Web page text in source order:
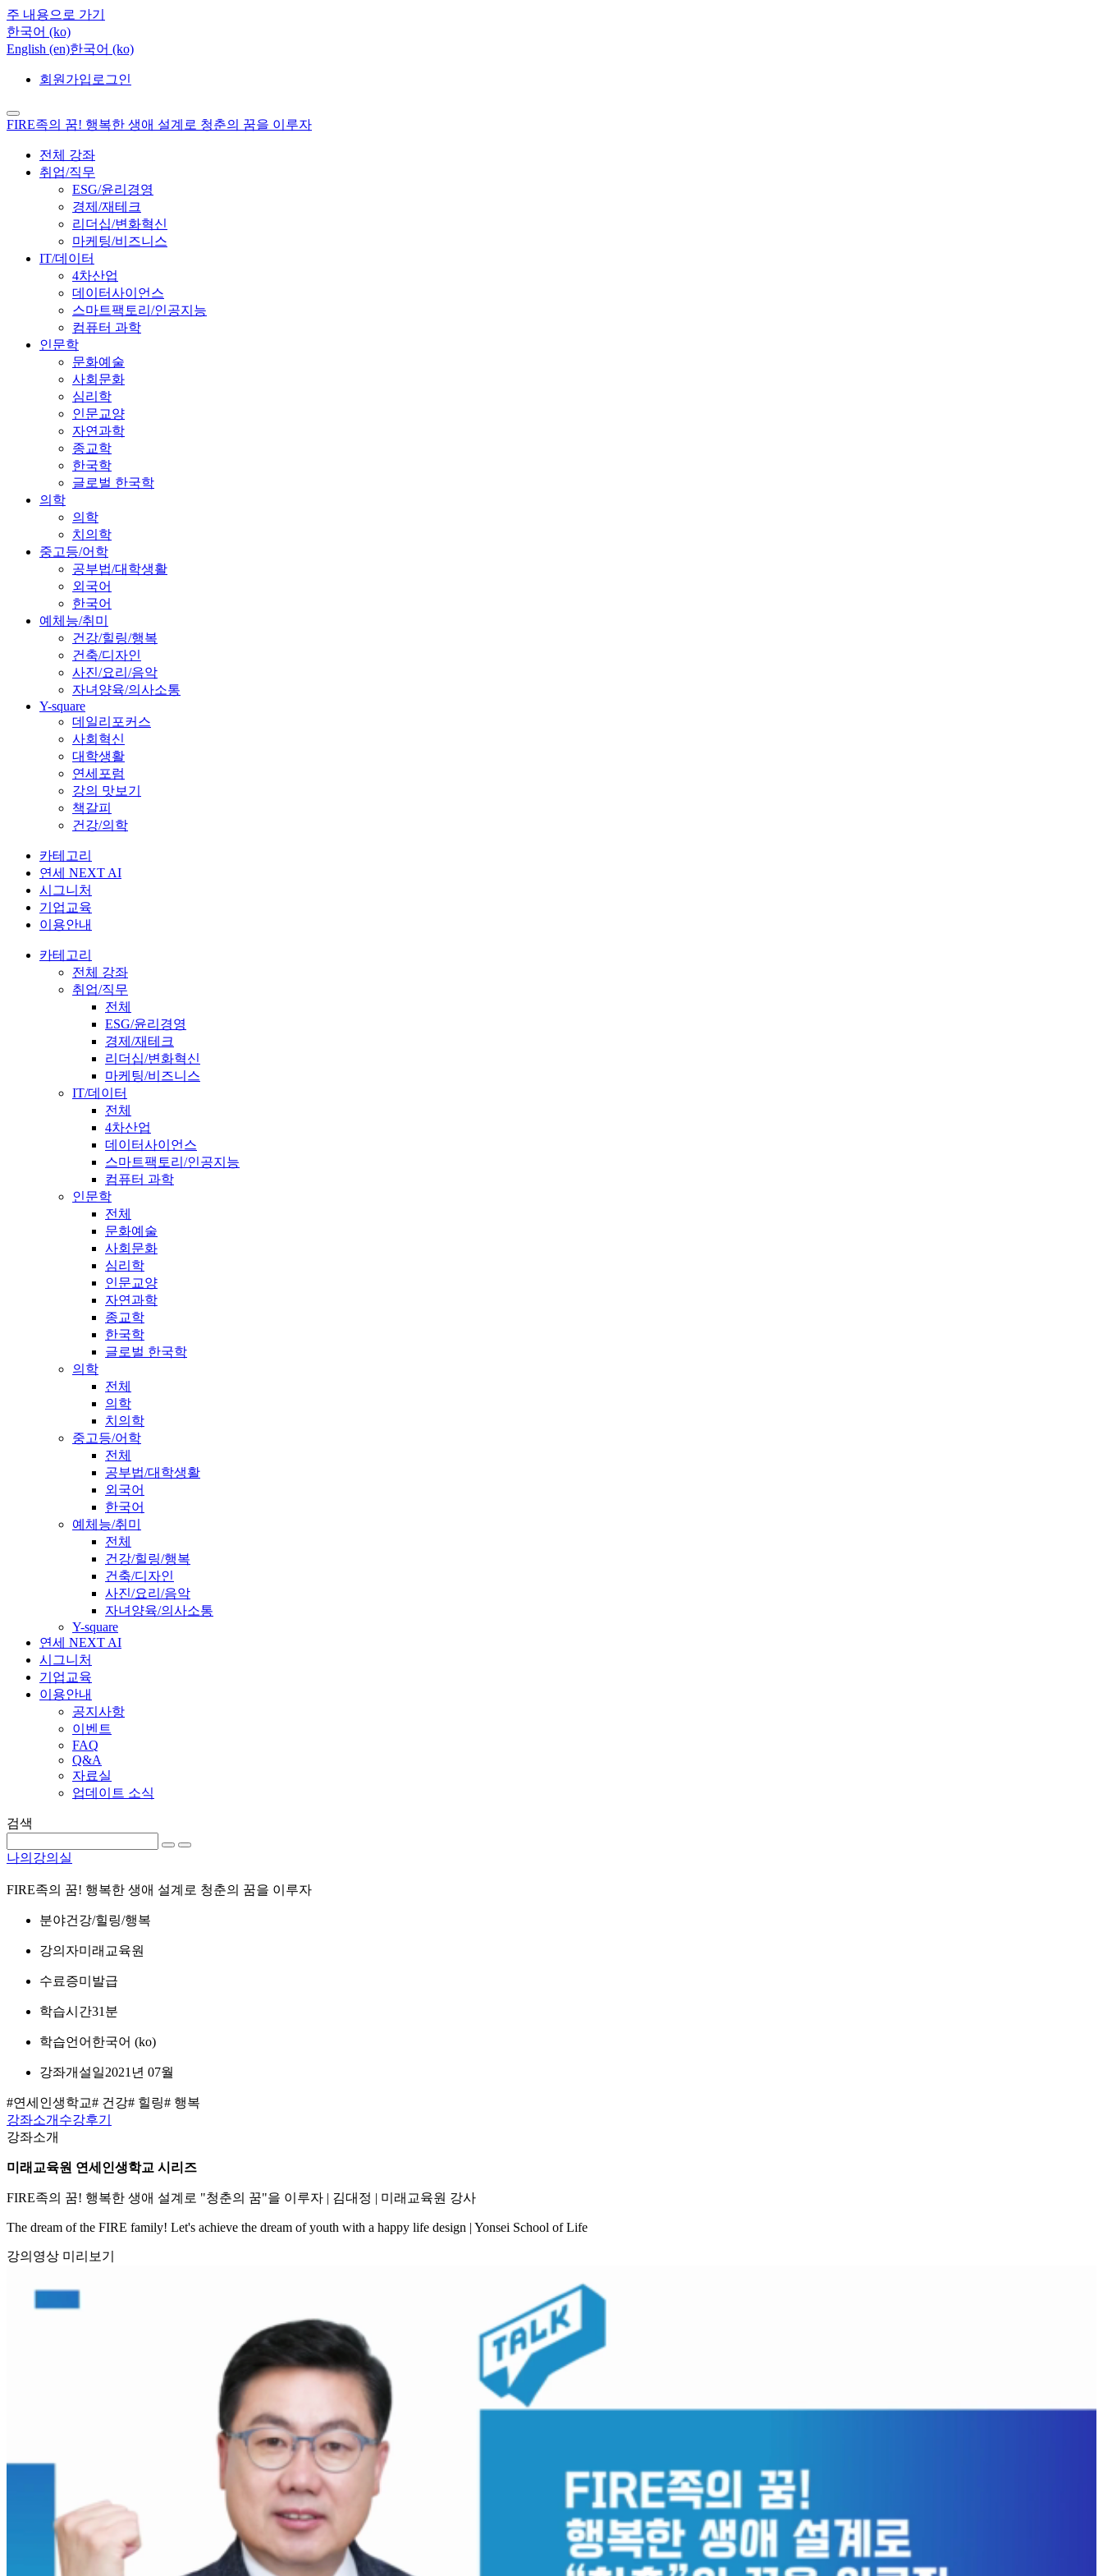
주 내용으로 가기
한국어 ‎(ko)‎
English ‎(en)‎한국어 ‎(ko)‎
회원가입 로그인
FIRE족의 꿈! 행복한 생애 설계로 청춘의 꿈을 이루자
전체 강좌
취업/직무
ESG/윤리경영
경제/재테크
리더십/변화혁신
마케팅/비즈니스
IT/데이터
4차산업
데이터사이언스
스마트팩토리/인공지능
컴퓨터 과학
인문학
문화예술
사회문화
심리학
인문교양
자연과학
종교학
한국학
글로벌 한국학
의학
의학
치의학
중고등/어학
공부법/대학생활
외국어
한국어
예체능/취미
건강/힐링/행복
건축/디자인
사진/요리/음악
자녀양육/의사소통
Y-square
데일리포커스
사회혁신
대학생활
연세포럼
강의 맛보기
책갈피
건강/의학
카테고리
연세 NEXT AI
시그니처
기업교육
이용안내
카테고리
전체 강좌
취업/직무
전체
ESG/윤리경영
경제/재테크
리더십/변화혁신
마케팅/비즈니스
IT/데이터
전체
4차산업
데이터사이언스
스마트팩토리/인공지능
컴퓨터 과학
인문학
전체
문화예술
사회문화
심리학
인문교양
자연과학
종교학
한국학
글로벌 한국학
의학
전체
의학
치의학
중고등/어학
전체
공부법/대학생활
외국어
한국어
예체능/취미
전체
건강/힐링/행복
건축/디자인
사진/요리/음악
자녀양육/의사소통
Y-square
연세 NEXT AI
시그니처
기업교육
이용안내
공지사항
이벤트
FAQ
Q&A
자료실
업데이트 소식
검색
나의강의실
FIRE족의 꿈! 행복한 생애 설계로 청춘의 꿈을 이루자
분야건강/힐링/행복
강의자미래교육원
수료증미발급
학습시간31분
학습언어 한국어 ‎(ko)‎
강좌개설일2021년 07월
#연세인생학교# 건강# 힐링# 행복
강좌소개 수강후기
강좌소개
미래교육원 연세인생학교 시리즈
FIRE족의 꿈! 행복한 생애 설계로 "청춘의 꿈"을 이루자 | 김대정 | 미래교육원 강사
The dream of the FIRE family! Let's achieve the dream of youth with a happy life design | Yonsei School of Life
강의영상 미리보기